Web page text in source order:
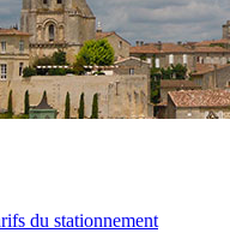
du stationnement